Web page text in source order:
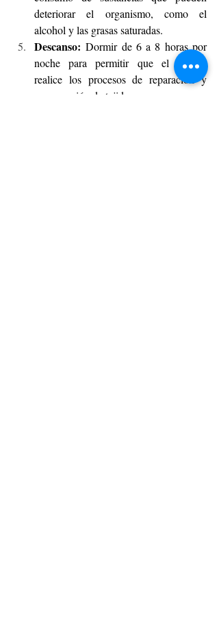
deteriorar el organismo, como el
alcohol y las grasas saturadas.
Descanso: Dormir de 6 a 8 horas por
noche para permitir que el cuerpo
realice los procesos de reparación y
recuperación de tejidos.